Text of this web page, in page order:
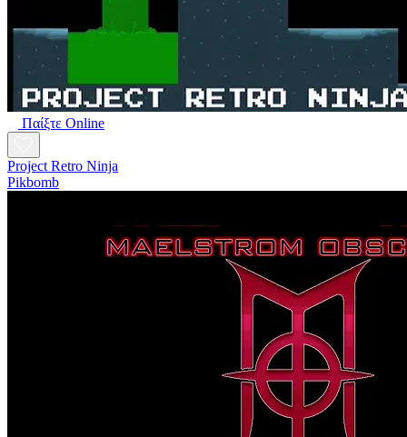
Παίξτε Online
Project Retro Ninja
Pikbomb